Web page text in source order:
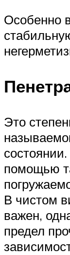
Особенно
Это
помощью
В чистом
важен,
предел